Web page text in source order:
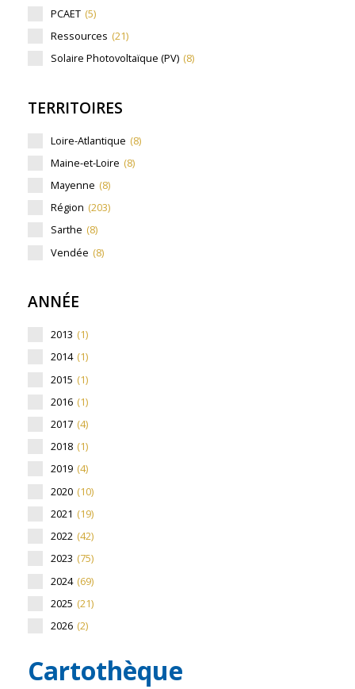
PCAET (5)
Ressources (21)
Solaire Photovoltaïque (PV) (8)
TERRITOIRES
Loire-Atlantique (8)
Maine-et-Loire (8)
Mayenne (8)
Région (203)
Sarthe (8)
Vendée (8)
ANNÉE
2013 (1)
2014 (1)
2015 (1)
2016 (1)
2017 (4)
2018 (1)
2019 (4)
2020 (10)
2021 (19)
2022 (42)
2023 (75)
2024 (69)
2025 (21)
2026 (2)
Cartothèque